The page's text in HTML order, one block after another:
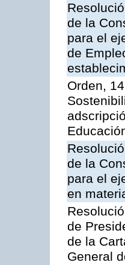
de la
para el
de
Orden,
de la
para el
en
de
de la
General